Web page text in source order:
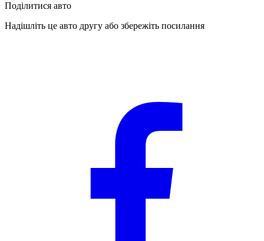
Поділитися авто
Надішліть це авто другу або збережіть посилання